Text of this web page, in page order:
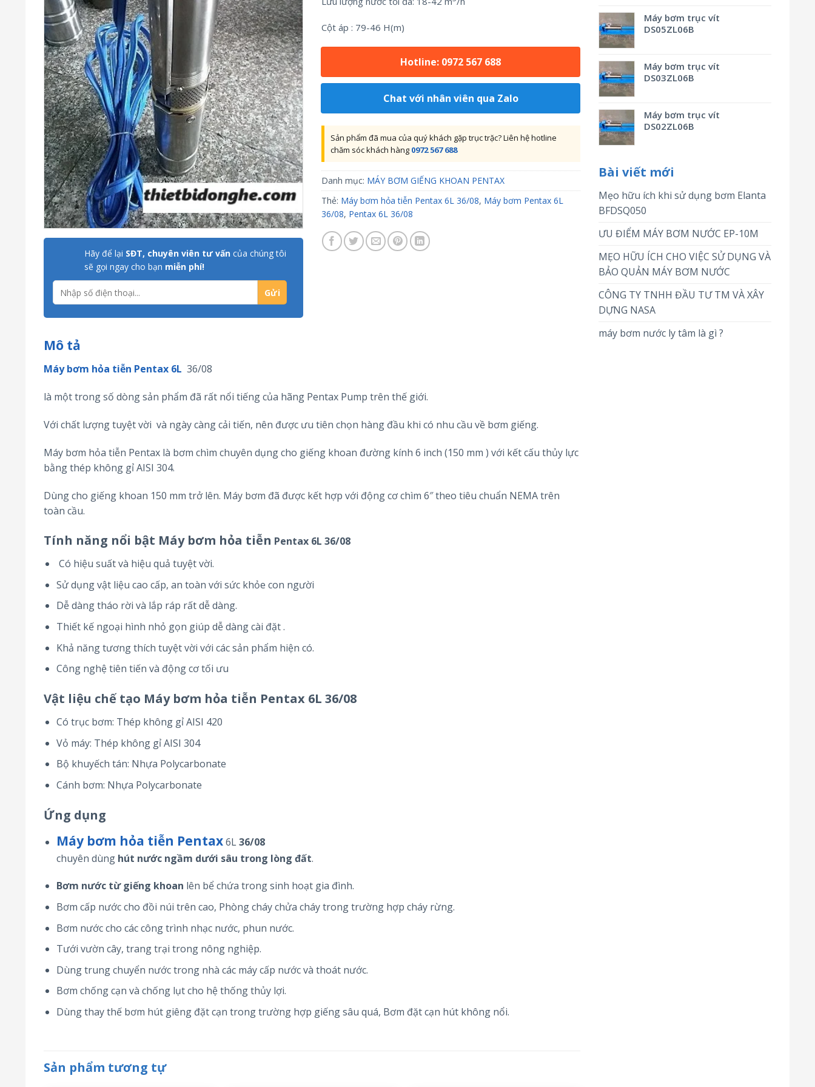
Máy bơm trục vít
DS05ZL06B
Máy bơm trục vít
DS03ZL06B
Máy bơm trục vít
DS02ZL06B
Bài viết mới
Mẹo hữu ích khi sử dụng bơm Elanta
BFDSQ050
ƯU ĐIỂM MÁY BƠM NƯỚC EP-10M
MẸO HỮU ÍCH CHO VIỆC SỬ DỤNG VÀ
BẢO QUẢN MÁY BƠM NƯỚC
CÔNG TY TNHH ĐẦU TƯ TM VÀ XÂY
DỰNG NASA
máy bơm nước ly tâm là gì ?
Hãy để lại SĐT, chuyên viên tư vấn của chúng tôi
sẽ gọi ngay cho bạn miễn phí!
Cột áp : 79-46 H(m)
Hotline: 0972 567 688
Chat với nhân viên qua Zalo
Sản phẩm đã mua của quý khách gặp trục trặc? Liên hệ hotline
chăm sóc khách hàng 0972 567 688
Danh mục: MÁY BƠM GIẾNG KHOAN PENTAX
Thẻ: Máy bơm hỏa tiễn Pentax 6L 36/08, Máy bơm Pentax 6L
36/08, Pentax 6L 36/08
Mô tả
Máy bơm hỏa tiễn Pentax 6L 36/08
là một trong số dòng sản phẩm đã rất nổi tiếng của hãng Pentax Pump trên thế giới.
Với chất lượng tuyệt vời và ngày càng cải tiến, nên được ưu tiên chọn hàng đầu khi có nhu cầu về bơm giếng.
Máy bơm hỏa tiễn Pentax là bơm chìm chuyên dụng cho giếng khoan đường kính 6 inch (150 mm ) với kết cấu thủy lực
bằng thép không gỉ AISI 304.
Dùng cho giếng khoan 150 mm trở lên. Máy bơm đã được kết hợp với động cơ chìm 6″ theo tiêu chuẩn NEMA trên
toàn cầu.
Tính năng nổi bật Máy bơm hỏa tiễn Pentax 6L 36/08
Có hiệu suất và hiệu quả tuyệt vời.
Sử dụng vật liệu cao cấp, an toàn với sức khỏe con người
Dễ dàng tháo rời và lắp ráp rất dễ dàng.
Thiết kế ngoại hình nhỏ gọn giúp dễ dàng cài đặt .
Khả năng tương thích tuyệt vời với các sản phẩm hiện có.
Công nghệ tiên tiến và động cơ tối ưu
Vật liệu chế tạo Máy bơm hỏa tiễn Pentax 6L 36/08
Có trục bơm: Thép không gỉ AISI 420
Vỏ máy: Thép không gỉ AISI 304
Bộ khuyếch tán: Nhựa Polycarbonate
Cánh bơm: Nhựa Polycarbonate
Ứng dụng
Máy bơm hỏa tiễn Pentax6L36/08
chuyên dùng hút nước ngầm dưới sâu trong lòng đất.
Bơm nước từ giếng khoan lên bể chứa trong sinh hoạt gia đình.
Bơm cấp nước cho đồi núi trên cao, Phòng cháy chửa cháy trong trường hợp cháy rừng.
Bơm nước cho các công trình nhạc nước, phun nước.
Tưới vườn cây, trang trại trong nông nghiệp.
Dùng trung chuyển nước trong nhà các máy cấp nước và thoát nước.
Bơm chống cạn và chống lụt cho hệ thống thủy lợi.
Dùng thay thế bơm hút giêng đặt cạn trong trường hợp giếng sâu quá, Bơm đặt cạn hút không nổi.
Sản phẩm tương tự